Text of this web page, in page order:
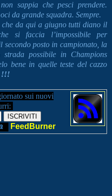
sappia che pesci prendere.
da grande squadra. Sempre.
che da qui a giugno tutti diano il
si faccia l’impossibile per
posto in campionato, la
possibile in Champions
bene in quelle teste del cazzo
!!!
sui nuovi
FeedBurner